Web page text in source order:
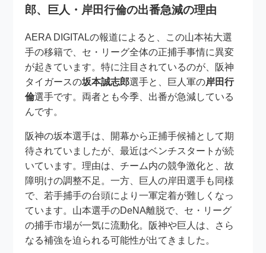
郎、巨人・岸田行倫の出番急減の理由
AERA DIGITALの報道によると、この山本祐大選
手の移籍で、セ・リーグ全体の正捕手事情に異変
が起きています。特に注目されているのが、阪神
タイガースの坂本誠志郎選手と、巨人軍の岸田行
倫選手です。両者とも今季、出番が急減している
んです。
阪神の坂本選手は、開幕から正捕手候補として期
待されていましたが、最近はベンチスタートが続
いています。理由は、チーム内の競争激化と、故
障明けの調整不足。一方、巨人の岸田選手も同様
で、若手捕手の台頭により一軍定着が難しくなっ
ています。山本選手のDeNA離脱で、セ・リーグ
の捕手市場が一気に流動化。阪神や巨人は、さら
なる補強を迫られる可能性が出てきました。